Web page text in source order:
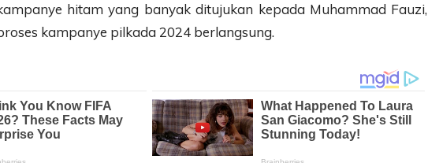
hitam yang banyak ditujukan kepada Muhammad Fauzi,
kampanye pilkada 2024 berlangsung.